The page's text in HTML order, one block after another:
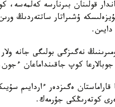
قولىنان بىرنارسە
ۇشىراتار ساتتەردىڭ
دايىن.
نەگىزگى بولىگى جانە
كوپ جاقىنداماعان
قاراماستان ەگىزدەر ءاردايىم
كوتەرىڭكى جۇرمەك.